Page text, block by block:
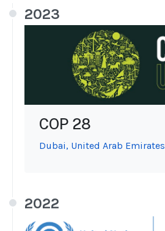
2023
COP 28
Dubai, United Arab Emirates
2022